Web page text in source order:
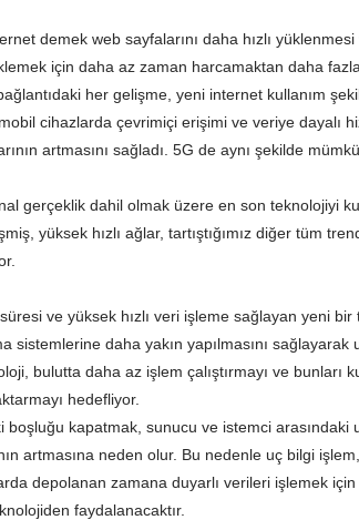
demek web sayfalarını daha hızlı
için daha az zaman harcamaktan daha
her gelişme, yeni internet kullanım
cihazlarda çevrimiçi erişimi ve veriye dayalı
artmasını sağladı. 5G de aynı şekilde
gerçeklik dahil olmak üzere en son teknolojiyi
yüksek hızlı ağlar, tartıştığımız diğer tüm
ve yüksek hızlı veri işleme sağlayan yeni bir
sistemlerine daha yakın yapılmasını sağlayarak
bulutta daha az işlem çalıştırmayı ve bunları
hedefliyor.
boşluğu kapatmak, sunucu ve istemci arasındaki
artmasına neden olur. Bu nedenle uç bilgi
depolanan zamana duyarlı verileri işlemek için
faydalanacaktır.